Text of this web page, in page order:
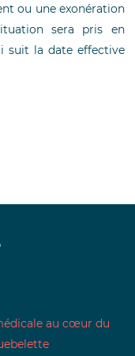
ou une exonération
sera pris en
suit la date effective
au cœur du